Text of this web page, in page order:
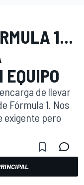
1...
EQUIPO
de llevar
Fórmula 1. Nos
pero